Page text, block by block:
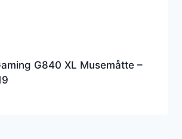
G840 XL Musemåtte –